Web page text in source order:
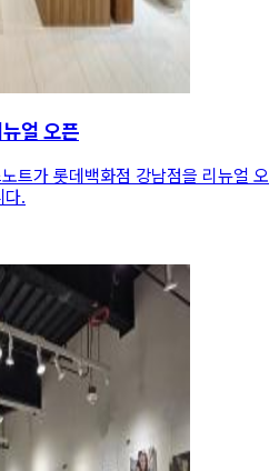
얼 오픈
트가 롯데백화점 강남점을 리뉴얼 오
다.